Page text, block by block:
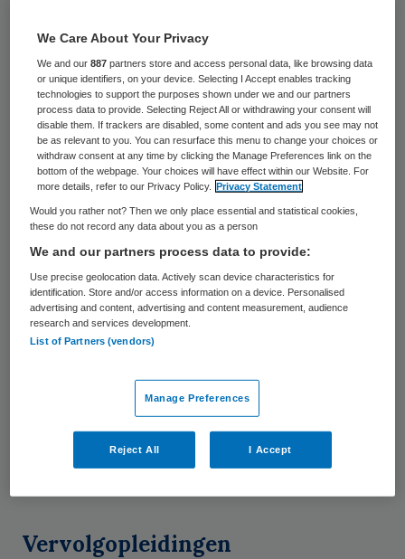
Het HagaZiekenhuis is al sinds 1998 lid van
de STZ. Stafvoorzitter Mairuhu: “De STZ-
status is een belangrijke inspiratiebron om
onze patiëntenzorg voortdurend beter te
maken. Dit geldt zowel voor basiszorg als
hoogcomplexe zorg. We doen dat door de
ontwikkeling en toepassing van innovaties.
Daarnaast doen we veel medisch
wetenschappelijk, patiëntgericht
onderzoek. Dat kan juist omdat we een
STZ-ziekenhuis zijn. Bovendien blijven we
door onze status een belangrijk
opleidingsziekenhuis voor artsen en
verpleegkundigen. Net als op onze locatie in
Den Haag ontwikkelen we het STZ-klimaat
Vervolgopleidingen
We Care About Your Privacy
We and our887 partners store and access personal data, like browsing data
or unique identifiers, on your device. Selecting I Accept enables tracking
technologies to support the purposes shown under we and our partners
process data to provide. Selecting Reject All or withdrawing your consent will
disable them. If trackers are disabled, some content and ads you see may not
be as relevant to you. You can resurface this menu to change your choices or
withdraw consent at any time by clicking the Manage Preferences link on the
bottom of the webpage. Your choices will have effect within our Website. For
more details, refer to our Privacy Policy.
Privacy Statement
Would you rather not? Then we only place essential and statistical cookies,
these do not record any data about you as a person
We and our partners process data to provide:
Use precise geolocation data. Actively scan device characteristics for
identification. Store and/or access information on a device. Personalised
advertising and content, advertising and content measurement, audience
research and services development.
List of Partners (vendors)
Manage Preferences
Reject All I Accept